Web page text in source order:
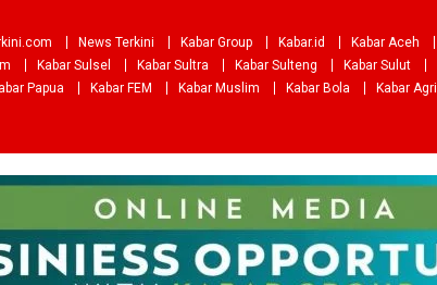
News Terkini Kabar Group Kabar.id Kabar Aceh
Kabar Sulsel Kabar Sultra Kabar Sulteng Kabar Sulut
Papua Kabar FEM Kabar Muslim Kabar Bola Kabar Agri